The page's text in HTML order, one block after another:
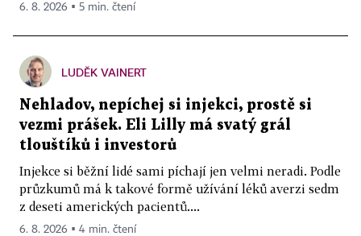
6. 8. 2026 ▪ 5 min. čtení
LUDĚK VAINERT
Nehladov, nepíchej si injekci, prostě si
vezmi prášek. Eli Lilly má svatý grál
tlouštíků i investorů
Injekce si běžní lidé sami píchají jen velmi neradi. Podle
průzkumů má k takové formě užívání léků averzi sedm
z deseti amerických pacientů....
6. 8. 2026 ▪ 4 min. čtení